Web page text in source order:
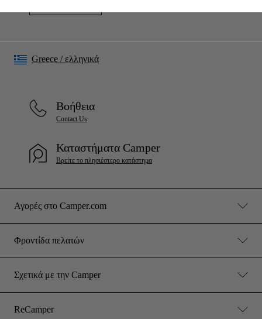
Αγορές στο Camper.com
Φροντίδα πελατών
Σχετικά με την Camper
ReCamper
Βοήθεια
Contact Us
Καταστήματα Camper
Βρείτε το πλησιέστερο κατάστημα
Greece /ελληνικά